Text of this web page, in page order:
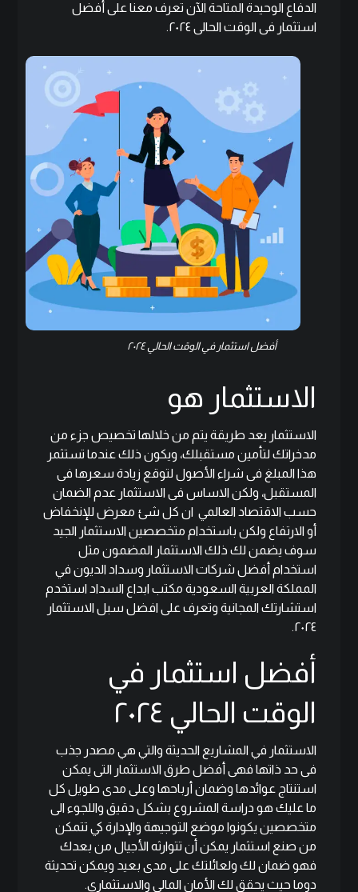
الدفاع الوحيدة المتاحة الآن تعرف معنا على أفضل
استثمار فى الوقت الحالى ٢٠٢٤.
أفضل استثمار في الوقت الحالي ٢٠٢٤
الاستثمار هو
الاستثمار يعد طريقة يتم من خلالها تخصيص جزء من
مدخراتك لتأمين مستقبلك، ويكون ذلك عندما تستثمر
هذا المبلغ فى شراء الأصول لتوقع زيادة سعرها فى
المستقبل، ولكن الاساس فى الاستثمار عدم الضمان
حسب الاقتصاد العالمي ان كل شئ معرض للإنخفاض
أو الارتفاع ولكن باستخدام متخصصين الاستثمار الجيد
سوف يضمن لك ذلك الاستثمار المضمون مثل
استخدام أفضل شركات الاستثمار وسداد الديون في
المملكة العربية السعودية مكتب ابداع السداد استخدم
استشارتك المجانية وتعرف على افضل سبل الاستثمار
٢٠٢٤.
أفضل استثمار في
الوقت الحالي ٢٠٢٤
الاستثمار في المشاريع الحديثة والتي هي مصدر جذب
فى حد ذاتها فهى أفضل طرق الاستثمار التى يمكن
استنتاج عوائدها وضمان أرباحها وعلى مدى طويل كل
ما عليك هو دراسة المشروع بشكل دقيق واللجوء الى
متخصصين يكونوا موضع التوجيهة والإدارة كي تتمكن
من صنع استثمار يمكن أن تتوارثه الأجيال من بعدك
فهو ضمان لك ولعائلتك على مدى بعيد ويمكن تحديثة
دوما حيث يحقق لك الأمان المالي والاستثماري.